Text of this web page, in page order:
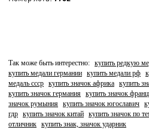
Так може быть интерестно: купить редкую
купить медали германии
купить медали рф
медаль ссср
купить значок африка купить
купить значок германия
купить значок
значок румыния
купить значок югославич
гдр
купить значок китай купить значок по
отличник
купить знак, значок ударник